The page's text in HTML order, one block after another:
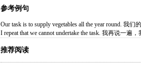
参考例句
Our task is to supply vegetables all the year round. 我
I repeat that we cannot undertake the task. 我再说一遍
推荐阅读